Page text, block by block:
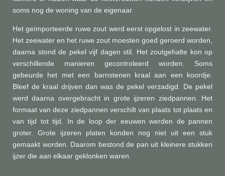
soms nog de woning van de eigenaar.
Het geïmporteerde ruwe zout werd eerst opgelost in zeewater.
Het zeewater en het ruwe zout moesten goed geroerd worden,
daarna stond de pekel vijf dagen stil. Het zoutgehalte kon op
verschillende manieren gecontroleerd worden. Soms
gebeurde het met een barnstenen kraal aan een koordje.
Bleef de kraal drijven dan was de pekel verzadigd. De pekel
werd daarna overgebracht in grote ijzeren ziedpannen. Het
formaat van deze ziedpannen verschilt van plaats tot plaats en
van tijd tot tijd. In de loop der eeuwen werden de pannen
groter. Grote ijzeren platen konden nog niet uit een stuk
gemaakt worden. Daarom bestond de pan uit kleinere stukken
ijzer die aan elkaar geklonken waren.